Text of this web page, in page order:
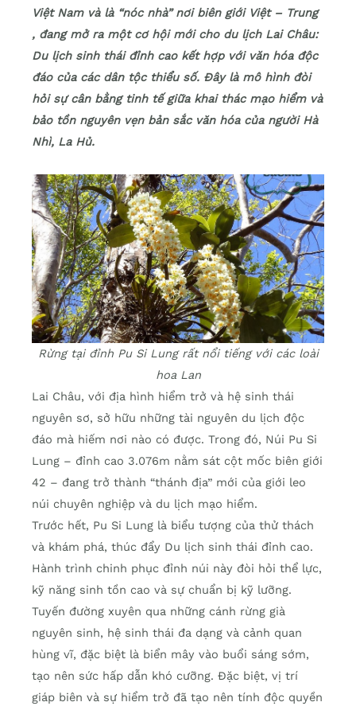
Việt Nam và là “nóc nhà” nơi biên giới Việt – Trung
, đang mở ra một cơ hội mới cho du lịch Lai Châu:
Du lịch sinh thái đỉnh cao kết hợp với văn hóa độc
đáo của các dân tộc thiểu số. Đây là mô hình đòi
hỏi sự cân bằng tinh tế giữa khai thác mạo hiểm và
bảo tồn nguyên vẹn bản sắc văn hóa của người Hà
Nhì, La Hủ.
Rừng tại đỉnh Pu Si Lung rất nổi tiếng với các loài
hoa Lan
Lai Châu, với địa hình hiểm trở và hệ sinh thái
nguyên sơ, sở hữu những tài nguyên du lịch độc
đáo mà hiếm nơi nào có được. Trong đó, Núi Pu Si
Lung – đỉnh cao 3.076m nằm sát cột mốc biên giới
42 – đang trở thành “thánh địa” mới của giới leo
núi chuyên nghiệp và du lịch mạo hiểm.
Trước hết, Pu Si Lung là biểu tượng của thử thách
và khám phá, thúc đẩy Du lịch sinh thái đỉnh cao.
Hành trình chinh phục đỉnh núi này đòi hỏi thể lực,
kỹ năng sinh tồn cao và sự chuẩn bị kỹ lưỡng.
Tuyến đường xuyên qua những cánh rừng già
nguyên sinh, hệ sinh thái đa dạng và cảnh quan
hùng vĩ, đặc biệt là biển mây vào buổi sáng sớm,
tạo nên sức hấp dẫn khó cưỡng. Đặc biệt, vị trí
giáp biên và sự hiểm trở đã tạo nên tính độc quyền